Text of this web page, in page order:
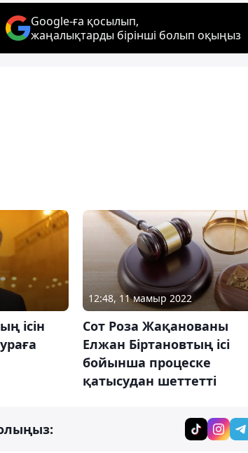
Google-ға қосылып,
жаңалықтарды бірінші болып оқыңыз
ісін
12:48, 11 мамыр 2022
Сот Роза Жақанованы
Елжан Біртановтың ісі
бойынша процеске
қатысудан шеттетті